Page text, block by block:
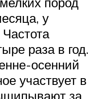
у
раза в год.
осенний
участвует в
за